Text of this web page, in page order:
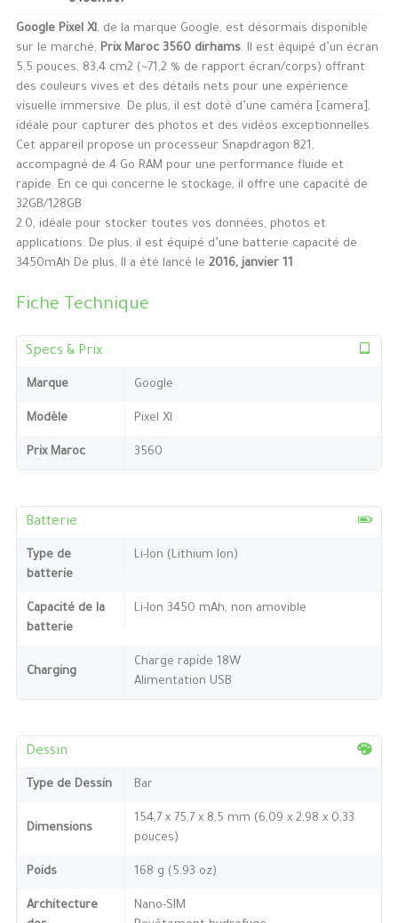
Google Pixel Xl, de la marque Google, est désormais disponible
sur le marché, Prix Maroc 3560 dirhams. Il est équipé d’un écran
5,5 pouces, 83,4 cm2 (~71,2 % de rapport écran/corps) offrant
des couleurs vives et des détails nets pour une expérience
visuelle immersive. De plus, il est doté d’une caméra [camera],
idéale pour capturer des photos et des vidéos exceptionnelles.
Cet appareil propose un processeur Snapdragon 821,
accompagné de 4 Go RAM pour une performance fluide et
rapide. En ce qui concerne le stockage, il offre une capacité de
32GB/128GB
2.0, idéale pour stocker toutes vos données, photos et
applications. De plus, il est équipé d’une batterie capacité de
3450mAh De plus, Il a été lancé le 2016, janvier 11
Fiche Technique
Specs & Prix
Marque Google
Modèle Pixel Xl
Prix Maroc 3560
Batterie
Type de
batterie
Li-Ion (Lithium Ion)
Capacité de la
batterie
Li-Ion 3450 mAh, non amovible
Charging
Charge rapide 18W
Alimentation USB
Dessin
Type de Dessin Bar
Dimensions
154,7 x 75,7 x 8,5 mm (6,09 x 2,98 x 0,33
pouces)
Poids 168 g (5.93 oz)
Architecture
Nano-SIM